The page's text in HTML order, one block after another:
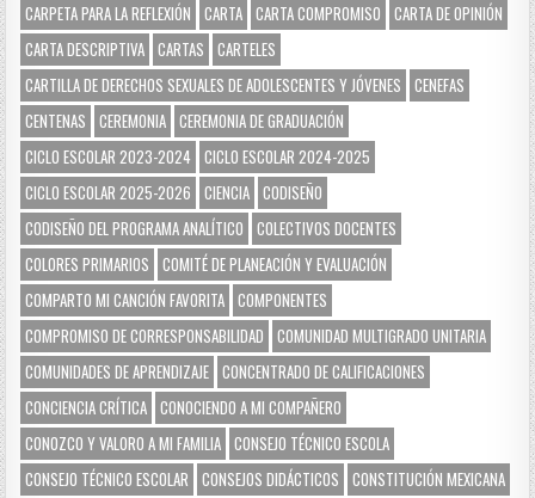
CARPETA PARA LA REFLEXIÓN
CARTA CARTA COMPROMISO
CARTA DE OPINIÓN
CARTA DESCRIPTIVA CARTAS
CARTELES
CARTILLA DE DERECHOS SEXUALES DE ADOLESCENTES Y JÓVENES
CENEFAS
CENTENAS
CEREMONIA CEREMONIA DE GRADUACIÓN
CICLO ESCOLAR 2023-2024
CICLO ESCOLAR 2024-2025
CICLO ESCOLAR 2025-2026
CIENCIA CODISEÑO
CODISEÑO DEL PROGRAMA ANALÍTICO
COLECTIVOS DOCENTES
COLORES PRIMARIOS
COMITÉ DE PLANEACIÓN Y EVALUACIÓN
COMPARTO MI CANCIÓN FAVORITA COMPONENTES
COMPROMISO DE CORRESPONSABILIDAD
COMUNIDAD MULTIGRADO UNITARIA
COMUNIDADES DE APRENDIZAJE CONCENTRADO DE CALIFICACIONES
CONCIENCIA CRÍTICA CONOCIENDO A MI COMPAÑERO
CONOZCO Y VALORO A MI FAMILIA CONSEJO TÉCNICO ESCOLA
CONSEJO TÉCNICO ESCOLAR
CONSEJOS DIDÁCTICOS
CONSTITUCIÓN MEXICANA